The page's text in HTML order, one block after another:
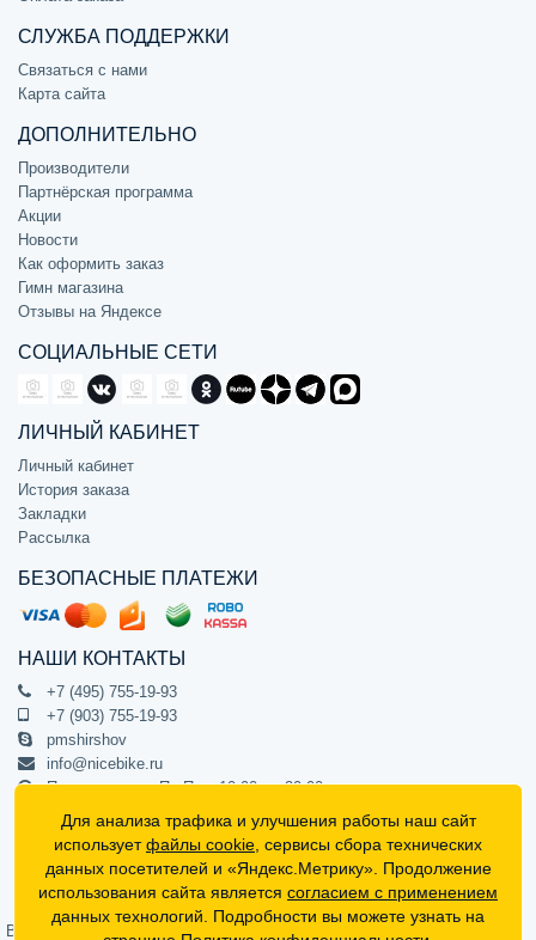
СЛУЖБА ПОДДЕРЖКИ
Связаться с нами
Карта сайта
ДОПОЛНИТЕЛЬНО
Производители
Партнёрская программа
Акции
Новости
Как оформить заказ
Гимн магазина
Отзывы на Яндексе
СОЦИАЛЬНЫЕ СЕТИ
ЛИЧНЫЙ КАБИНЕТ
Личный кабинет
История заказа
Закладки
Рассылка
БЕЗОПАСНЫЕ ПЛАТЕЖИ
НАШИ КОНТАКТЫ
+7 (495) 755-19-93
+7 (903) 755-19-93
pmshirshov
info@nicebike.ru
Прием звонков Пн-Пт с 10:00 до 20:00
ПВЗ Пн-Пт с 10:00 до 20:00
г. Москва, ул. Барклая 13с1
подъезд 1, цокольный этаж, офис 1
Официальный интернет-магазин NiceBike © 2012 - 2026
Вся информация на сайте носит ознакомительный характер, не
Для анализа трафика и улучшения работы наш сайт
используетфайлы cookie , сервисы сбора технических
данных посетителей и «Яндекс.Метрику». Продолжение
использования сайта является согласием с применением
данных технологий. Подробности вы можете узнать на